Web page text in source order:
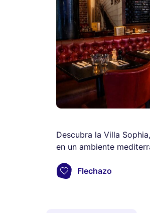
Descubra la Villa
en un ambiente
Flechazo